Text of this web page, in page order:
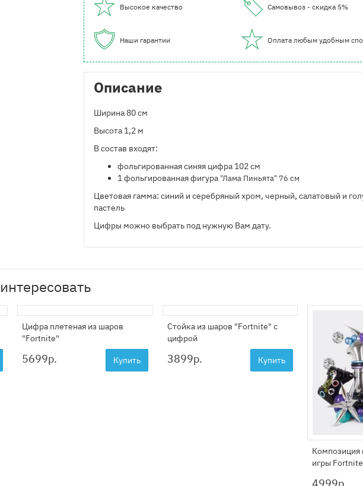
Высокое качество
Наши гарантии
Самовывоз - скидка 5%
Оплата любым удобным
Описание
Ширина 80 см
Высота 1,2 м
В состав входят:
​фольгированная синяя цифра 102 см
1 фольгированная фигура "Лама Пиньята" 76 см
Цветовая гамма: синий и серебряный хром, черный, салатовый и
пастель
Цифры можно выбрать под нужную Вам дату.
Цифра плетеная из шаров
"Fortnite"
5699р. Купить
Стойка из шаров "Fortnite" с
цифрой
3899р. Купить
Композиция
игры